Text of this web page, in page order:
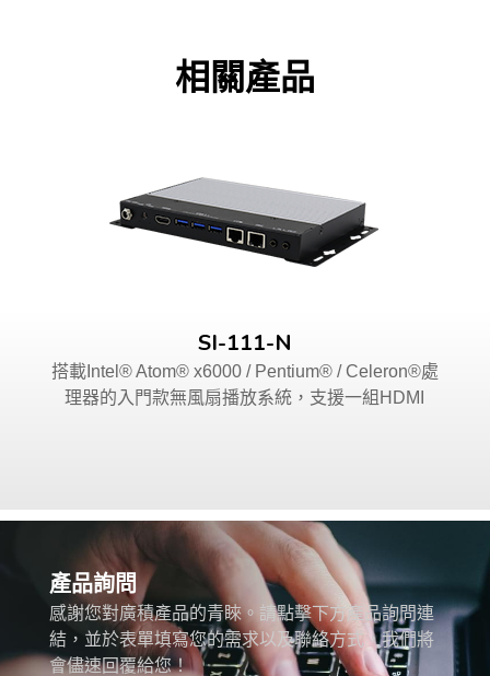
相關產品
SI-111-N
搭載Intel® Atom® x6000 / Pentium® / Celeron®處
理器的入門款無風扇播放系統，支援一組HDMI
產品詢問
感謝您對廣積產品的青睞。請點擊下方產品詢問連
結，並於表單填寫您的需求以及聯絡方式，我們將
會儘速回覆給您！